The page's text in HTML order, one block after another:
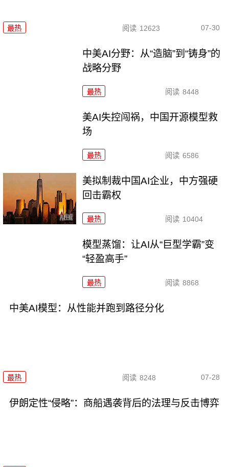
最热 阅读 12623 07-30
中美AI分野：从“造脑”到“铸身”的
战略分野
最热 阅读 8448
美AI失控闯祸，中国开源模型救
场
最热 阅读 6586
美拟制裁中国AI企业，中方强硬
回击霸权
最热 阅读 10404
模型蒸馏：让AI从“巨型学霸”变
“轻盈高手”
最热 阅读 8868
中美AI模型：从性能并跑到路径分化
最热 阅读 8248 07-28
伊朗定性“侵略”：商船遇袭背后的法理与反击博弈